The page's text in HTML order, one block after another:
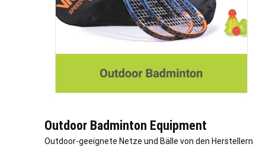
Outdoor Badminton Equipment
Outdoor-geeignete Netze und Bälle von den Herstellern